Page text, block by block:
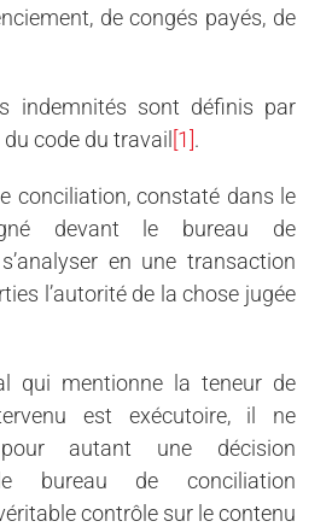
de congés payés, de
indemnités sont définis par
du code du travail[1].
conciliation, constaté dans le
devant le bureau de
en une transaction
l’autorité de la chose jugée
qui mentionne la teneur de
est exécutoire, il ne
autant une décision
le bureau de conciliation
contrôle sur le contenu